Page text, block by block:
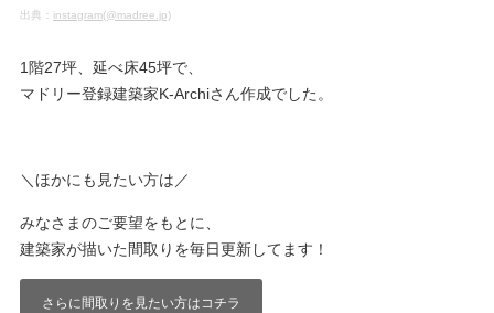
出典： instagram(@madree.jp)
1階27坪、延べ床45坪で、
マドリー登録建築家K-Archiさん作成でした。
＼ほかにも見たい方は／
みなさまのご要望をもとに、
建築家が描いた間取りを毎日更新してます！
さらに間取りを見たい方はコチラ